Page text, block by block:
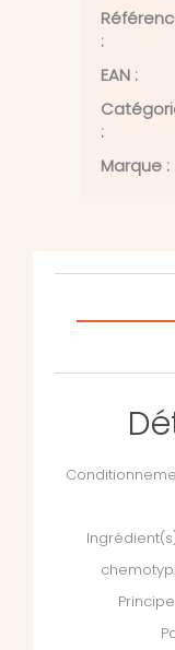
:
EAN :
:
Marque :